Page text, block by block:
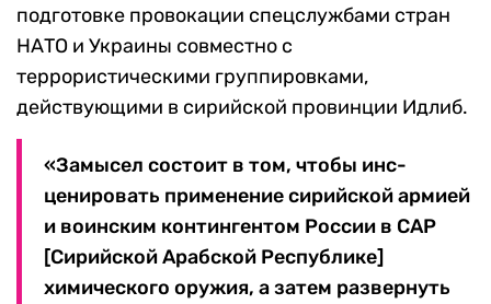
подготовке провокации спецслужбами стран
НАТО и Украины совместно с
террористическими группировками,
действующими в сирийской провинции Идлиб.
«Замысел состоит в том, чтобы инс­
ценировать применение сирийской армией
и воинским контин­гентом России в САР
[Сирийской Арабской Республике]
химического оружия, а затем развернуть